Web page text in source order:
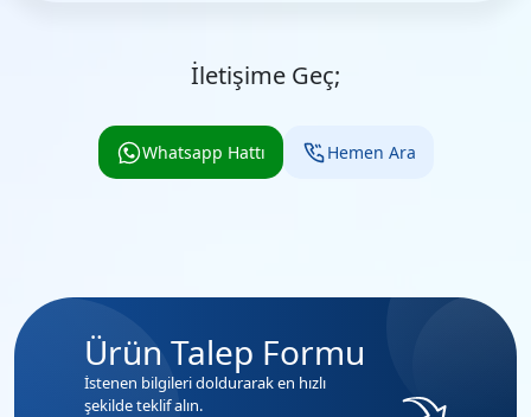
İletişime Geç;
Whatsapp Hattı Hemen Ara
Ürün Talep Formu
İstenen bilgileri doldurarak en hızlı
şekilde teklif alın.